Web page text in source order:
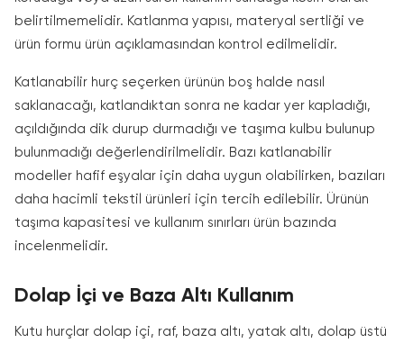
belirtilmemelidir. Katlanma yapısı, materyal sertliği ve
ürün formu ürün açıklamasından kontrol edilmelidir.
Katlanabilir hurç seçerken ürünün boş halde nasıl
saklanacağı, katlandıktan sonra ne kadar yer kapladığı,
açıldığında dik durup durmadığı ve taşıma kulbu bulunup
bulunmadığı değerlendirilmelidir. Bazı katlanabilir
modeller hafif eşyalar için daha uygun olabilirken, bazıları
daha hacimli tekstil ürünleri için tercih edilebilir. Ürünün
taşıma kapasitesi ve kullanım sınırları ürün bazında
incelenmelidir.
Dolap İçi ve Baza Altı Kullanım
Kutu hurçlar dolap içi, raf, baza altı, yatak altı, dolap üstü